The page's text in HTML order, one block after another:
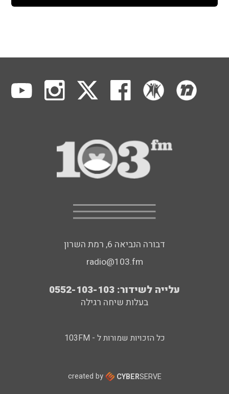
דבורה הנביאה 6, רמת השרון
radio@103.fm
עלייה לשידור: 0552-103-103
בעלות שיחה רגילה
כל הזכויות שמורות ל - 103FM
created by CYBERSERVE